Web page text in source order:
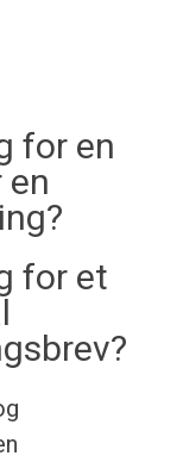
for en
en
for et